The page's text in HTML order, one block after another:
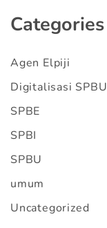
Categories
Agen Elpiji
Digitalisasi SPBU
SPBE
SPBI
SPBU
umum
Uncategorized